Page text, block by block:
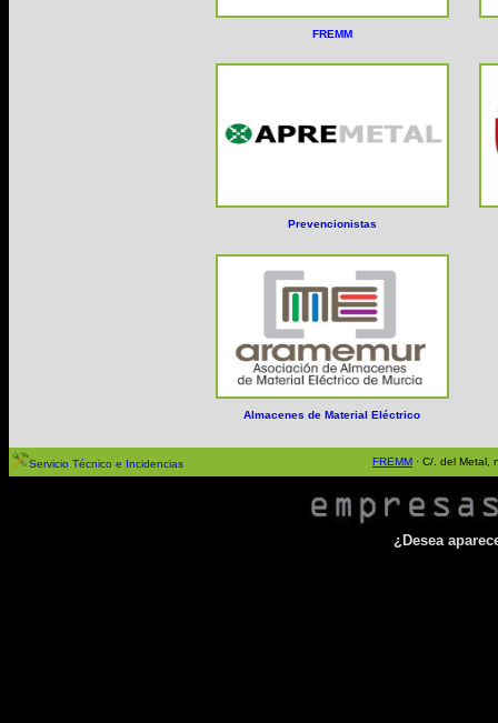
FREMM
Prevencionistas
Almacenes de Material Eléctrico
Servicio Técnico e Incidencias FREMM · C/. del Metal,
¿Desea